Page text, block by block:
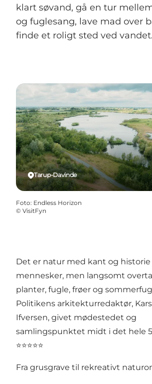
klart søvand, gå en tur
og fuglesang, lave mad over
finde et roligt sted ved vandet.
Tarup-Davinde
Foto: Endless Horizon
© VisitFyn
Det er natur med kant og historie
mennesker, men langsomt
planter, fugle, frøer og
Politikens arkitekturredaktør,
Ifversen, givet mødestedet og
samlingspunktet midt i det hele
⭐⭐⭐⭐⭐
Fra grusgrave til rekreativt